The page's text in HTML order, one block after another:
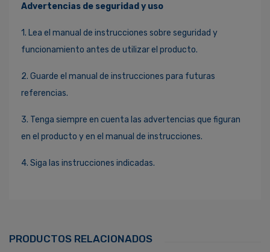
Advertencias de seguridad y uso
1. Lea el manual de instrucciones sobre seguridad y
funcionamiento antes de utilizar el producto.
2. Guarde el manual de instrucciones para futuras
referencias.
3. Tenga siempre en cuenta las advertencias que figuran
en el producto y en el manual de instrucciones.
4. Siga las instrucciones indicadas.
PRODUCTOS RELACIONADOS